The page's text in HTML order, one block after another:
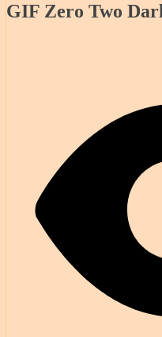
GIF Zero Two